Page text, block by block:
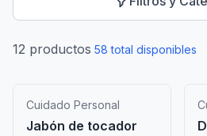
12 productos 58 total disponibles
Cuidado Personal
Jabón de tocador